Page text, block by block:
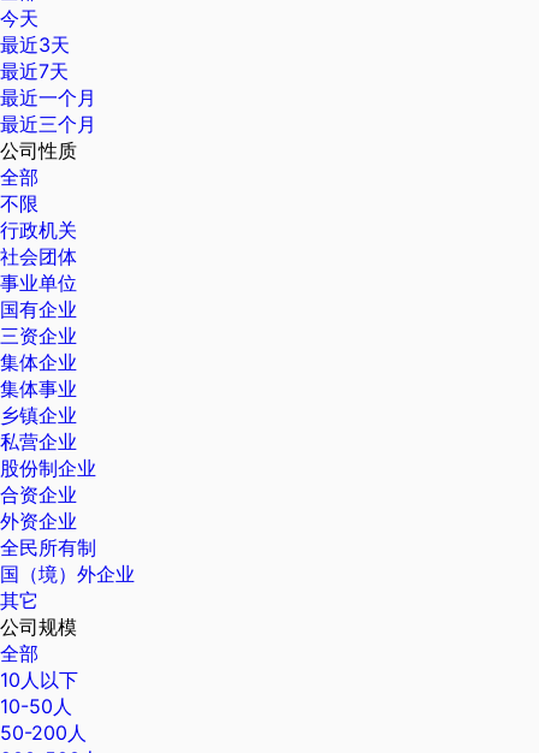
今天
最近3天
最近7天
最近一个月
最近三个月
公司性质
全部
不限
行政机关
社会团体
事业单位
国有企业
三资企业
集体企业
集体事业
乡镇企业
私营企业
股份制企业
合资企业
外资企业
全民所有制
国（境）外企业
其它
公司规模
全部
10人以下
10-50人
50-200人